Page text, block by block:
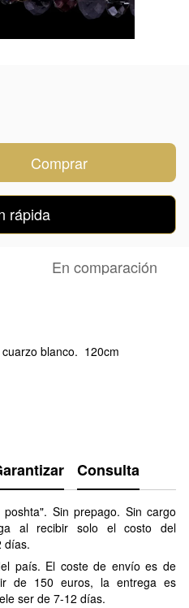
Comprar
rápida
En comparación
blanco. 120cm
Consulta
Sin prepago. Sin cargo
al recibir solo el costo del
días.
país. El coste de envío es de
de 150 euros, la entrega es
ser de 7-12 días.